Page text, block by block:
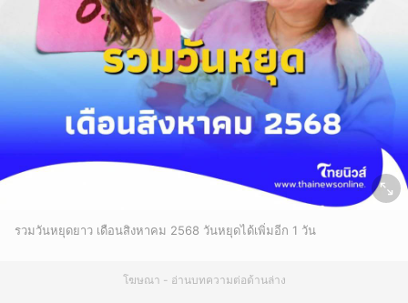
รวมวันหยุดยาว เดือนสิงหาคม 2568 วันหยุดได้เพิ่มอีก 1 วัน
โฆษณา - อ่านบทความต่อด้านล่าง